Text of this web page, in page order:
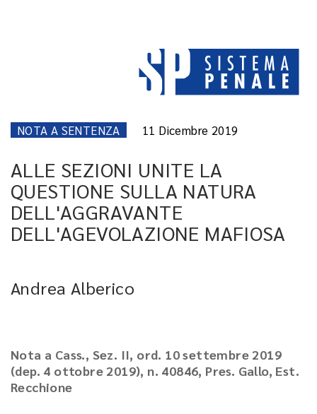
NOTA A SENTENZA 11 Dicembre 2019
ALLE SEZIONI UNITE LA
QUESTIONE SULLA NATURA
DELL'AGGRAVANTE
DELL'AGEVOLAZIONE MAFIOSA
Andrea Alberico
Nota a Cass., Sez. II, ord. 10 settembre 2019
(dep. 4 ottobre 2019), n. 40846, Pres. Gallo, Est.
Recchione